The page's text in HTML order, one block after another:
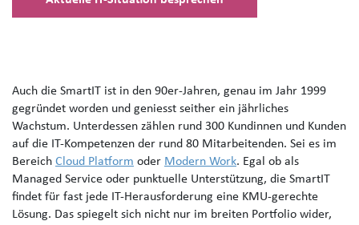
Auch die SmartIT ist in den 90er-Jahren, genau im Jahr 1999
gegründet worden und geniesst seither ein jährliches
Wachstum. Unterdessen zählen rund 300 Kundinnen und Kunden
auf die IT-Kompetenzen der rund 80 Mitarbeitenden. Sei es im
Bereich Cloud Platform oder Modern Work. Egal ob als
Managed Service oder punktuelle Unterstützung, die SmartIT
findet für fast jede IT-Herausforderung eine KMU-gerechte
Lösung. Das spiegelt sich nicht nur im breiten Portfolio wider,